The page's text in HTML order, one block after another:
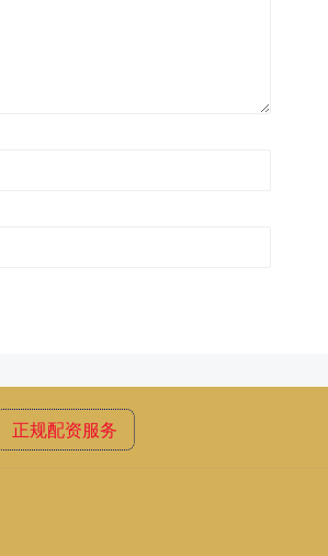
正规配资服务